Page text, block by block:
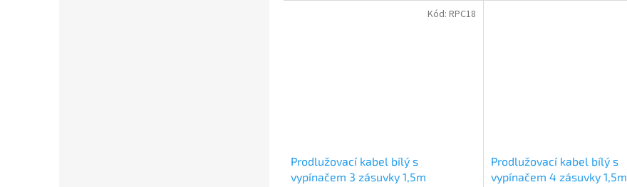
Prodlužovací kabel bílý s
vypínačem 3 zásuvky 1,5m
Kód: RPC18
Prodlužovací kabel bílý s
vypínačem 4 zásuvky 1,5m